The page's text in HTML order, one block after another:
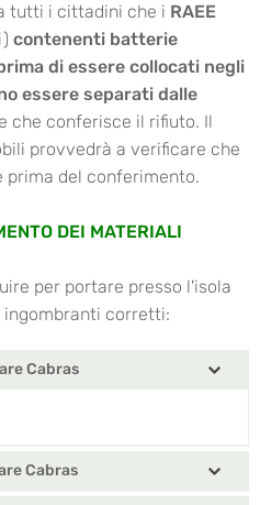
tutti i cittadini che i RAEE
contenenti batterie
di essere collocati negli
essere separati dalle
che conferisce il rifiuto. Il
provvedrà a verificare che
prima del conferimento.
DEI MATERIALI
per portare presso l'isola
corretti:
Cabras
Cabras